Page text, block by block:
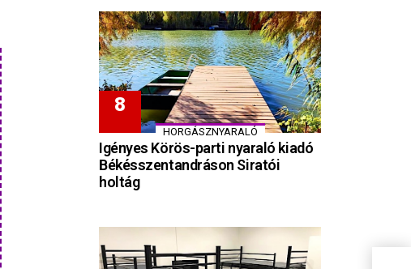
HORGÁSZNYARALÓ
Igényes Körös-parti nyaraló kiadó
Békésszentandráson Siratói
holtág